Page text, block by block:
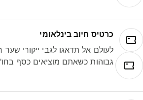
כרטיס חיוב בינלאומי
לעולם אל תדאגו לגבי ייקורי שער
גבוהות כשאתם מוציאים כסף בחו"ל.